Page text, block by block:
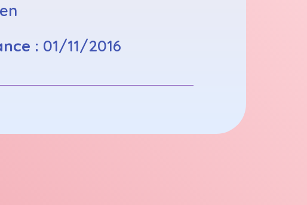
: 01/11/2016